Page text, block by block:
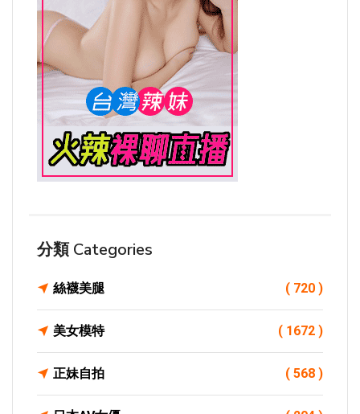
分類 Categories
絲襪美腿 ( 720 )
美女模特 ( 1672 )
正妹自拍 ( 568 )